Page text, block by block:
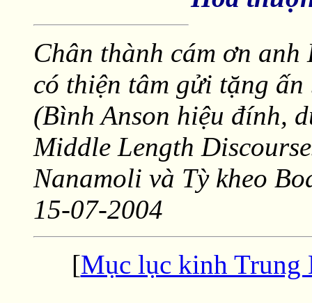
Chân thành cám ơn
có thiện tâm gửi tặng
(Bình Anson hiệu đính,
Middle Length
Nanamoli và Tỳ kheo
15-07-2004
[Mục lục kinh Trung